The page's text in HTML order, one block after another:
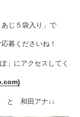
袋入り」で
ださいね！
」にアクセスしてく
と 和田アナ↓↓